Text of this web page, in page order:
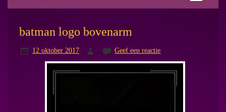
batman logo bovenarm
12 oktober 2017 Geef een reactie